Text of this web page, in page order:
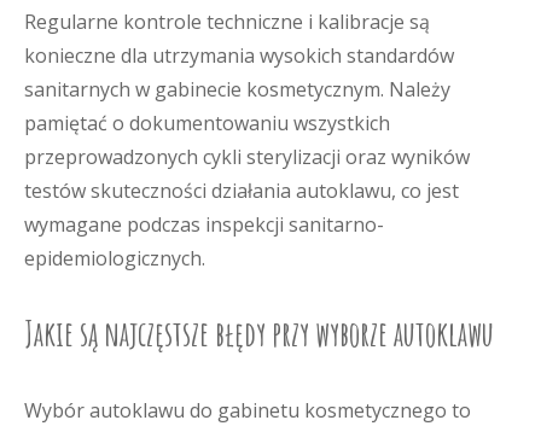
Regularne kontrole techniczne i kalibracje są
konieczne dla utrzymania wysokich standardów
sanitarnych w gabinecie kosmetycznym. Należy
pamiętać o dokumentowaniu wszystkich
przeprowadzonych cykli sterylizacji oraz wyników
testów skuteczności działania autoklawu, co jest
wymagane podczas inspekcji sanitarno-
epidemiologicznych.
Jakie są najczęstsze błędy przy wyborze autoklawu
Wybór autoklawu do gabinetu kosmetycznego to